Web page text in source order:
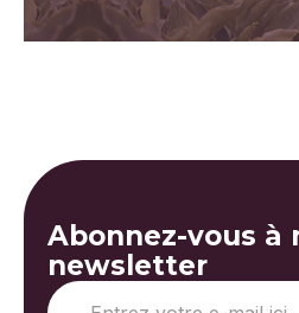
Abonnez-vous à
newsletter